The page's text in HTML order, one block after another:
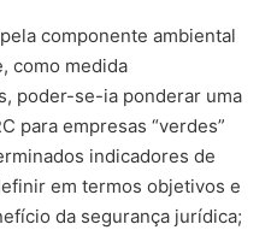
componente ambiental
como medida
poder-se-ia ponderar uma
para empresas “verdes”
indicadores de
em termos objetivos e
da segurança jurídica;